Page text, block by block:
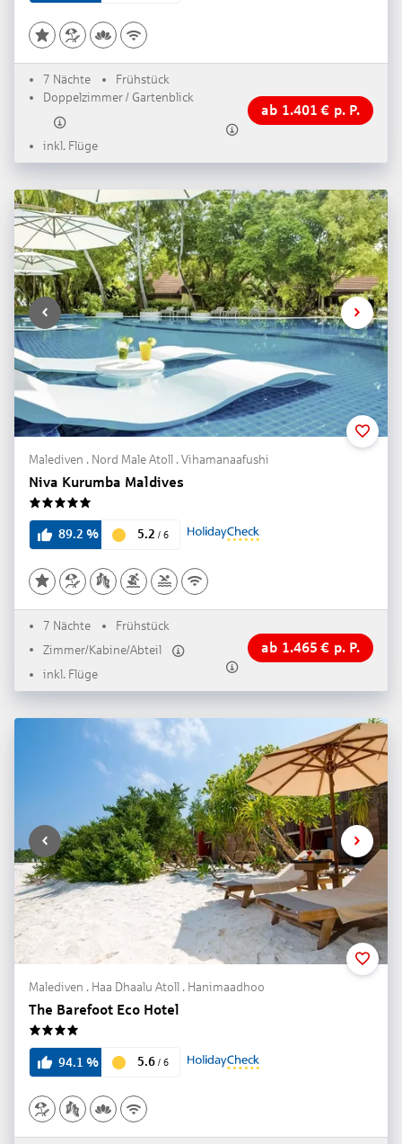
7 Nächte
Frühstück
Doppelzimmer / Gartenblick
inkl. Flüge
ab 1.401 € p. P.
Malediven . Nord Male Atoll . Vihamanaafushi
Niva Kurumba Maldives
89.2 % 5.2 / 6
7 Nächte
Frühstück
Zimmer/Kabine/Abteil
inkl. Flüge
ab 1.465 € p. P.
Malediven . Haa Dhaalu Atoll . Hanimaadhoo
The Barefoot Eco Hotel
4
94.1 % 5.6 / 6